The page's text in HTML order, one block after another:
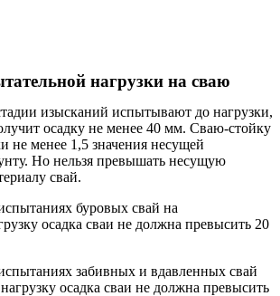
нагрузки на сваю
изысканий испытывают до нагрузки,
осадку не менее 40 мм. Сваю-стойку
не менее 1,5 значения несущей
Но нельзя превышать несущую
свай.
буровых свай на
осадка сваи не должна превысить 20
забивных и вдавленных свай
осадка сваи не должна превысить